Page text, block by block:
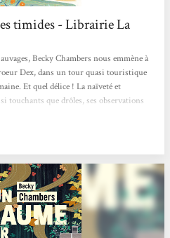
timides - Librairie La
Becky Chambers nous emmène à
Dex, dans un tour quasi touristique
Et quel délice ! La naïveté et
touchants que drôles, ses observations
son propre chemin.C'est une belle